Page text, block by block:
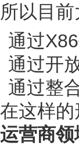
所以目
通过
通过开
通过整
在这样
运营商